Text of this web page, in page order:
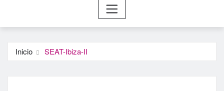
Inicio SEAT-Ibiza-II